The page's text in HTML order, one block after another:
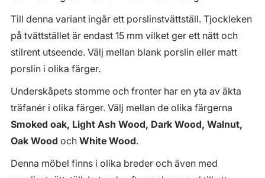
Till denna variant ingår ett porslinstvättställ. Tjockleken
på tvättstället är endast 15 mm vilket ger ett nätt och
stilrent utseende. Välj mellan blank porslin eller matt
porslin i olika färger.
Underskåpets stomme och fronter har en yta av äkta
träfanér i olika färger. Välj mellan de olika färgerna
Smoked oak, Light Ash Wood, Dark Wood, Walnut,
Oak Wood och White Wood.
Denna möbel finns i olika breder och även med